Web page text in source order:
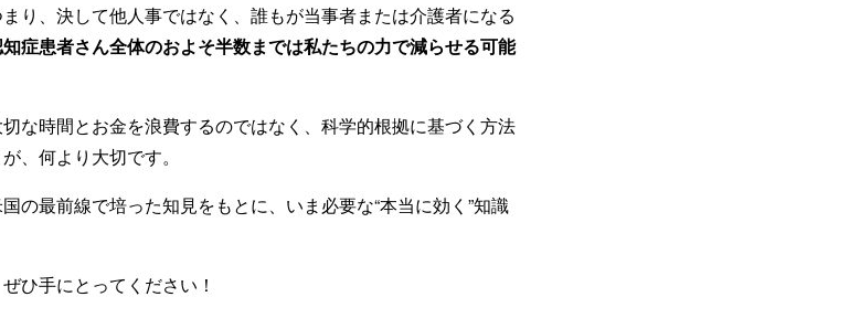
り、決して他人事ではなく、誰もが当事者または介護者になる
症患者さん全体のおよそ半数までは私たちの力で減らせる可能
な時間とお金を浪費するのではなく、科学的根拠に基づく方法
、何より大切です。
の最前線で培った知見をもとに、いま必要な“本当に効く”知識
ぜひ手にとってください！